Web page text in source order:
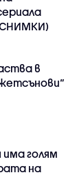
в
има голям
на